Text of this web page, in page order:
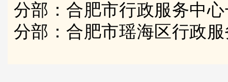
分部：合肥市行政服务中
分部：合肥市瑶海区行政